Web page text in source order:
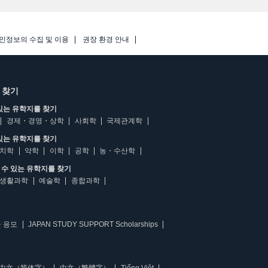
정보의 수집 및 이용 권장 환경 안내
기
유학지를 찾기
경제・경영・상학
사회학 국제관계학
유학지를 찾기
학
약학 이학 공학 농・수산학
있는 유학지를 찾기
생활과학
예술학 종합과학
응모 JAPAN STUDY SUPPORT Scholarships